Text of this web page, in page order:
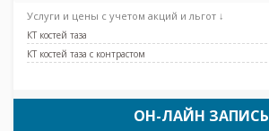
Услуги и цены с учетом акций и льгот ↓
КТ костей таза
КТ костей таза с контрастом
ОН-ЛАЙН ЗАПИСЬ